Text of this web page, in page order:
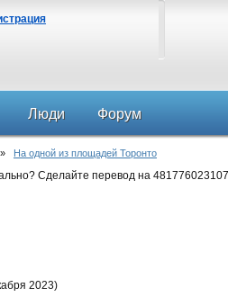
Люди Форум
На одной из площадей Торонто
Сделайте перевод на
2023)